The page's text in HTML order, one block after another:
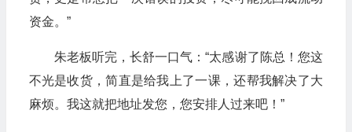
资金。”
朱老板听完，长舒一口气：“太感谢了陈总！您这
不光是收货，简直是给我上了一课，还帮我解决了大
麻烦。我这就把地址发您，您安排人过来吧！”